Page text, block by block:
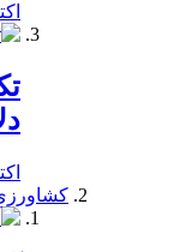
اکتبر
دلار
اکتبر